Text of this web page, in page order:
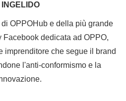
di OPPOHub e della più grande
Facebook dedicata ad OPPO,
imprenditore che segue il brand
l'anti-conformismo e la